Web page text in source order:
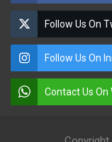
Follow Us On
Follow Us On
Contact Us On